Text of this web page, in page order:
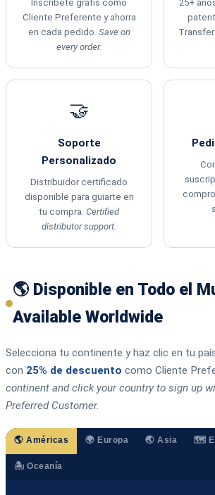
Inscríbete gratis como
Cliente Preferente y ahorra
en cada pedido. Save on
every order.
25+
🤝
Soporte
Personalizado
Distribuidor certificado
disponible para guiarte en
tu compra. Certified
distributor support.
🌎 Disponible en Todo el
Available Worldwide
Selecciona tu continente y haz clic en tu
con 25% de descuento como Cliente
continent and click your country to sign up
Preferred Customer.
🌎 Américas 🌍 Europa 🌏 Asia 🗺️
🏝️ Oceanía